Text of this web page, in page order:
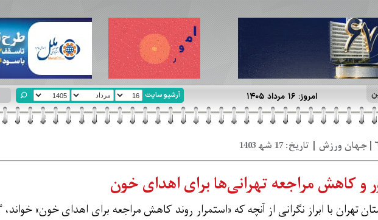
آرشیو سایت امروز: ۱۶ مرداد ۱۴۰۵
و کاهش مراجعه تهرانی‌ها برای اهدای خون
تهران با ابراز نگرانی از آنچه که «استمرار روند کاهش مراجعه برای اهدای خون»